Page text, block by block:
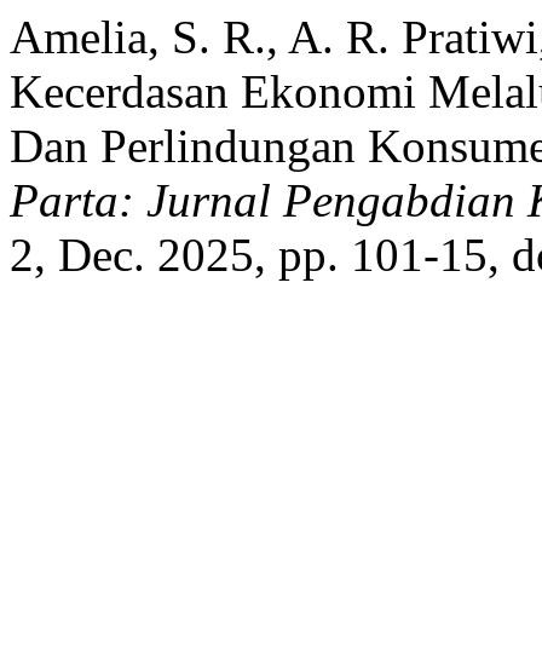
Amelia, S. R., A. R.
Kecerdasan Ekonomi
Dan Perlindungan
Parta: Jurnal Pengabdian
2, Dec. 2025, pp. 101-15,